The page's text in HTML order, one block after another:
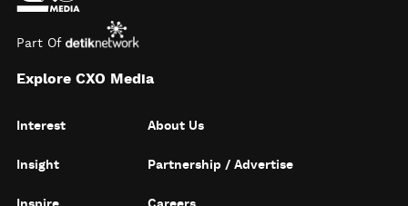
Part Of
Explore CXO Media
Interest
Insight
About Us
Partnership / Advertise